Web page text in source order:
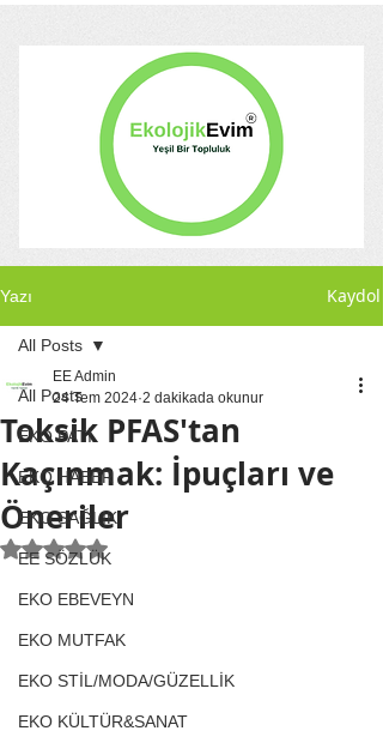
Yazı Kaydol
All Posts
EKO PATİ
EKO HABER
EKO SAĞLIK
EE SÖZLÜK
EKO EBEVEYN
EKO MUTFAK
EKO STİL/MODA/GÜZELLİK
EKO KÜLTÜR&SANAT
All Posts
Toksik PFAS'tan
Kaçınmak: İpuçları ve
Öneriler
EE Admin
24 Tem 2024 2 dakikada okunur
5 üzerinden NaN yıldız